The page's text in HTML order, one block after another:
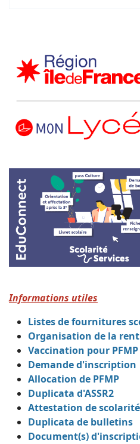
Informations utiles
Listes de fournitures
Organisation de la
Vaccination pour PFMP
Demande d'inscription
Allocation de PFMP
Duplicata d'ASSR2
Attestation de scolarité
Duplicata de bulletins
Document(s)